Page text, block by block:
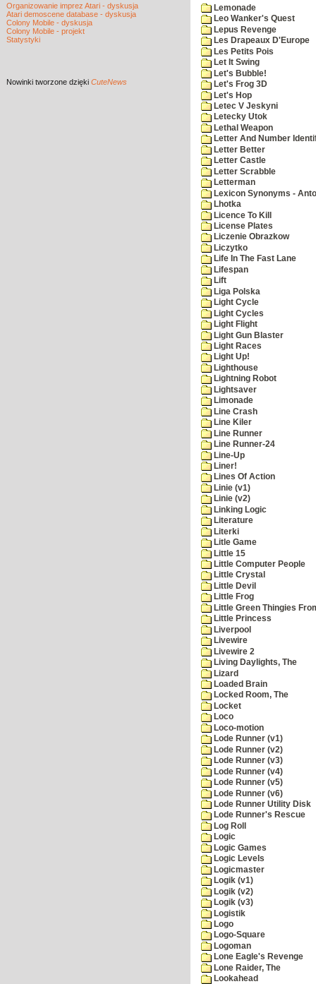
Organizowanie imprez Atari - dyskusja
Atari demoscene database - dyskusja
Colony Mobile - dyskusja
Colony Mobile - projekt
Statystyki
Nowinki tworzone dzięki CuteNews
Lemonade
Leo Wanker's Quest
Lepus Revenge
Les Drapeaux D'Europe
Les Petits Pois
Let It Swing
Let's Bubble!
Let's Frog 3D
Let's Hop
Letec V Jeskyni
Letecky Utok
Lethal Weapon
Letter And Number
Letter Better
Letter Castle
Letter Scrabble
Letterman
Lexicon Synonyms -
Lhotka
Licence To Kill
License Plates
Liczenie Obrazkow
Liczytko
Life In The Fast Lane
Lifespan
Lift
Liga Polska
Light Cycle
Light Cycles
Light Flight
Light Gun Blaster
Light Races
Light Up!
Lighthouse
Lightning Robot
Lightsaver
Limonade
Line Crash
Line Kiler
Line Runner
Line Runner-24
Line-Up
Liner!
Lines Of Action
Linie (v1)
Linie (v2)
Linking Logic
Literature
Literki
Litle Game
Little 15
Little Computer People
Little Crystal
Little Devil
Little Frog
Little Green Thingies
Little Princess
Liverpool
Livewire
Livewire 2
Living Daylights, The
Lizard
Loaded Brain
Locked Room, The
Locket
Loco
Loco-motion
Lode Runner (v1)
Lode Runner (v2)
Lode Runner (v3)
Lode Runner (v4)
Lode Runner (v5)
Lode Runner (v6)
Lode Runner Utility Disk
Lode Runner's Rescue
Log Roll
Logic
Logic Games
Logic Levels
Logicmaster
Logik (v1)
Logik (v2)
Logik (v3)
Logistik
Logo
Logo-Square
Logoman
Lone Eagle's Revenge
Lone Raider, The
Lookahead